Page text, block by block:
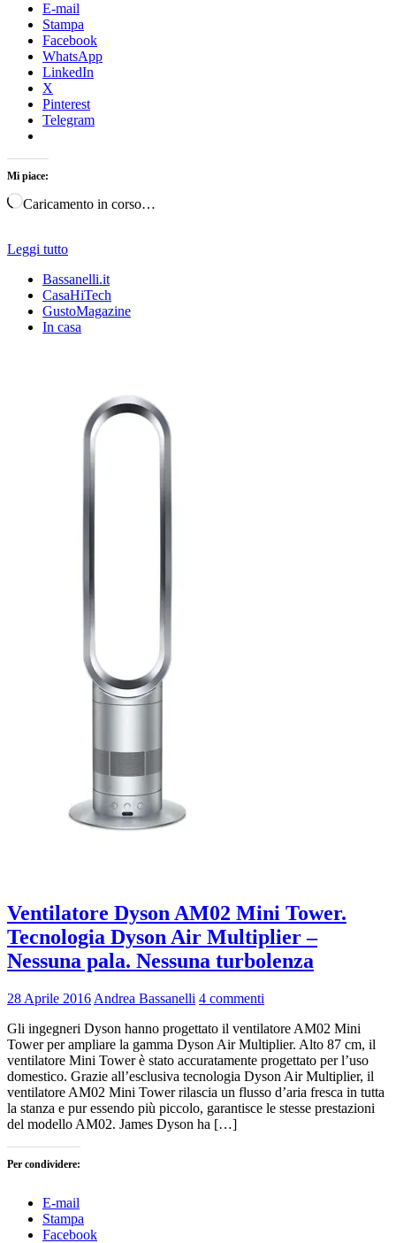
E-mail
Stampa
Facebook
WhatsApp
LinkedIn
X
Pinterest
Telegram
Mi piace:
Caricamento in corso…
Leggi tutto
Bassanelli.it
CasaHiTech
GustoMagazine
In casa
Ventilatore Dyson AM02 Mini Tower.
Tecnologia Dyson Air Multiplier –
Nessuna pala. Nessuna turbolenza
28 Aprile 2016 Andrea Bassanelli 4 commenti
Gli ingegneri Dyson hanno progettato il ventilatore AM02 Mini
Tower per ampliare la gamma Dyson Air Multiplier. Alto 87 cm, il
ventilatore Mini Tower è stato accuratamente progettato per l’uso
domestico. Grazie all’esclusiva tecnologia Dyson Air Multiplier, il
ventilatore AM02 Mini Tower rilascia un flusso d’aria fresca in tutta
la stanza e pur essendo più piccolo, garantisce le stesse prestazioni
del modello AM02. James Dyson ha […]
Per condividere:
E-mail
Stampa
Facebook